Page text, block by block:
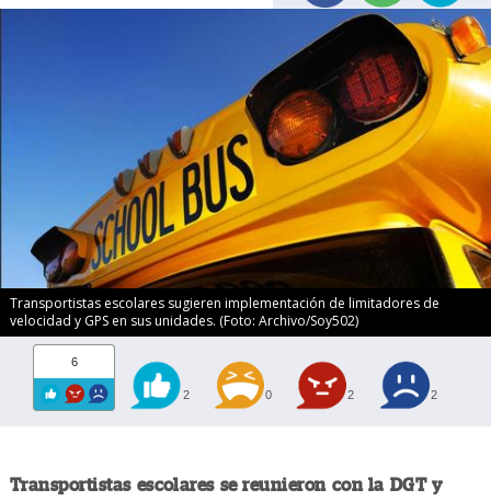
Transportistas escolares sugieren implementación de limitadores de
velocidad y GPS en sus unidades. (Foto: Archivo/Soy502)
6
2 0 2 2
Transportistas escolares se reunieron con la DGT y